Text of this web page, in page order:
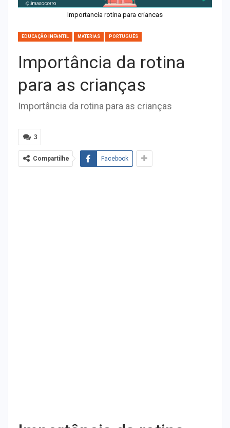
Importancia rotina para criancas
EDUCAÇÃO INFANTIL MATÉRIAS PORTUGUÊS
Importância da rotina
para as crianças
Importância da rotina para as crianças
3
Compartilhe Facebook